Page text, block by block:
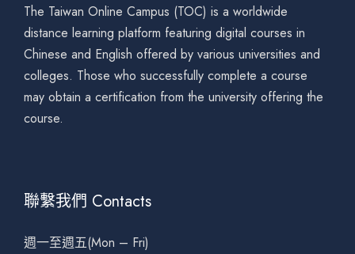
The Taiwan Online Campus (TOC) is a worldwide
distance learning platform featuring digital courses in
Chinese and English offered by various universities and
colleges. Those who successfully complete a course
may obtain a certification from the university offering the
course.
聯繫我們 Contacts
週一至週五(Mon – Fri)